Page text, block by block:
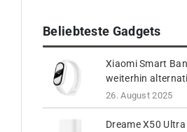
Beliebteste Gadgets
Xiaomi Smart
weiterhin
26. August 2025
Dreame X50